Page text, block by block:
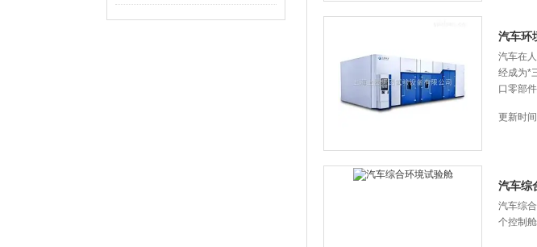
汽车环
汽车在人
经成为*
口零部件
更新时间
汽车综
汽车综
个控制舱